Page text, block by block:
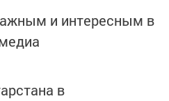
и интересным в
в